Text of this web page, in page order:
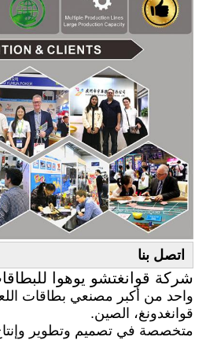
اتصل بنا
شركة قوانغتشو يوهوا
واحد من أكبر مصنعي بطاقات
قوانغدونغ، الصين.
متخصصة في تصميم وتطوير